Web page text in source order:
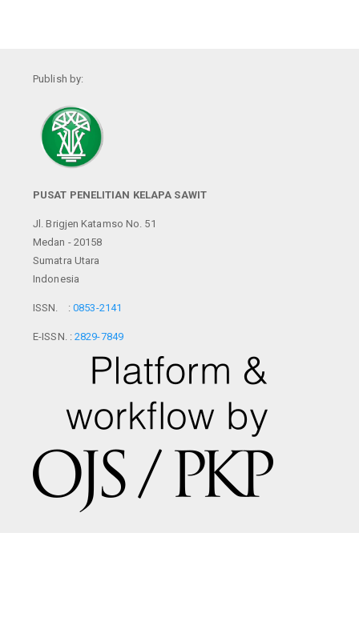
Publish by:
PUSAT PENELITIAN KELAPA SAWIT
Jl. Brigjen Katamso No. 51
Medan - 20158
Sumatra Utara
Indonesia
ISSN. :0853-2141
E-ISSN. : 2829-7849